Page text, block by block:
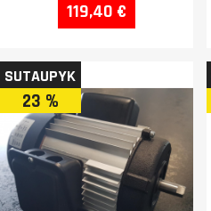
119,40 €
SUTAUPYK
23 %